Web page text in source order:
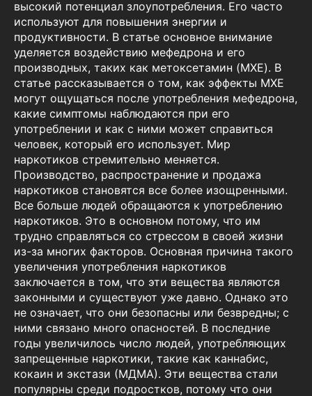
высокий потенциал злоупотребления. Его часто
используют для повышения энергии и
продуктивности. В статье основное внимание
уделяется воздействию мефедрона и его
производных, таких как метоксетамин (MXE). В
статье рассказывается о том, как эффекты MXE
могут ощущаться после употребления мефедрона,
какие симптомы наблюдаются при его
употреблении и как с ними может справиться
человек, который его использует. Мир
наркотиков стремительно меняется.
Производство, распространение и продажа
наркотиков становятся все более изощренными.
Все больше людей обращаются к употреблению
наркотиков. Это в основном потому, что им
трудно справляться со стрессом в своей жизни
из-за многих факторов. Основная причина такого
увеличения употребления наркотиков
заключается в том, что эти вещества являются
законными и существуют уже давно. Однако это
не означает, что они безопасны или безвредны; с
ними связано много опасностей. В последние
годы увеличилось число людей, употребляющих
запрещенные наркотики, такие как каннабис,
кокаин и экстази (МДМА). Эти вещества стали
популярны среди подростков, потому что они